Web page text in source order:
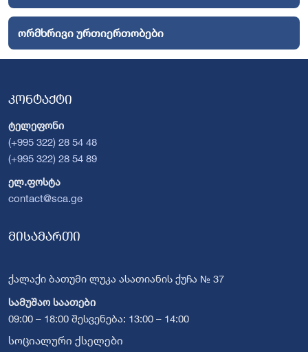
ორმხრივი ურთიერთობები
კონტაქტი
ტელეფონი
(+995 322) 28 54 48
(+995 322) 28 54 89
ელ.ფოსტა
contact@sca.ge
მისამართი
ქალაქი ბათუმი ლუკა ასათიანის ქუჩა № 37
სამუშაო საათები
09:00 – 18:00 შესვენება: 13:00 – 14:00
სოციალური ქსელები